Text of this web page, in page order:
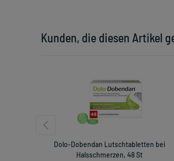
Kunden, die diesen Artikel
Dolo-Dobendan Lutschtabletten bei
Halsschmerzen, 48 St